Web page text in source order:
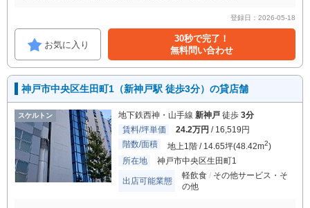
登録日：2026-05-18
お気に入り
30秒で完了！
無料問い合わせ
神戸市中央区生田町1（新神戸駅 徒歩3分）の貸店舗
スケルトン 地下鉄西神・山手線 新神戸 徒歩 3分
賃料/坪単価
24.2万円 / 16,519円
階数/面積
地上1階 / 14.65坪(48.42m2)
所在地
神戸市中央区生田町1
出店可能業態
軽飲食
その他サービス・そ
の他